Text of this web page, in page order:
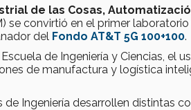
de las Cosas,
se convirtió en el primer
del Fondo AT&T 5G 100+100.
de Ingeniería y Ciencias, el
de manufactura y logística
Ingeniería desarrollen distintas